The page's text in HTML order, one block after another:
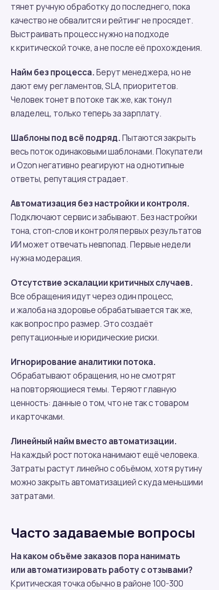
тянет ручную обработку до последнего, пока
качество не обвалится и рейтинг не просядет.
Выстраивать процесс нужно на подходе
к критической точке, а не после её прохождения.
Найм без процесса.Берут менеджера, но не
дают ему регламентов, SLA, приоритетов.
Человек тонет в потоке так же, как тонул
владелец, только теперь за зарплату.
Шаблоны под всё подряд.Пытаются закрыть
весь поток одинаковыми шаблонами. Покупатели
и Ozon негативно реагируют на однотипные
ответы, репутация страдает.
Автоматизация без настройки и контроля.
Подключают сервис и забывают. Без настройки
тона, стоп-слов и контроля первых результатов
ИИ может отвечать невпопад. Первые недели
нужна модерация.
Отсутствие эскалации критичных случаев.
Все обращения идут через один процесс,
и жалоба на здоровье обрабатывается так же,
как вопрос про размер. Это создаёт
репутационные и юридические риски.
Игнорирование аналитики потока.
Обрабатывают обращения, но не смотрят
на повторяющиеся темы. Теряют главную
ценность: данные о том, что не так с товаром
и карточками.
Линейный найм вместо автоматизации.
На каждый рост потока нанимают ещё человека.
Затраты растут линейно с объёмом, хотя рутину
можно закрыть автоматизацией с куда меньшими
затратами.
Часто задаваемые вопросы
На каком объёме заказов пора нанимать
или автоматизировать работу с отзывами?
Критическая точка обычно в районе 100-300